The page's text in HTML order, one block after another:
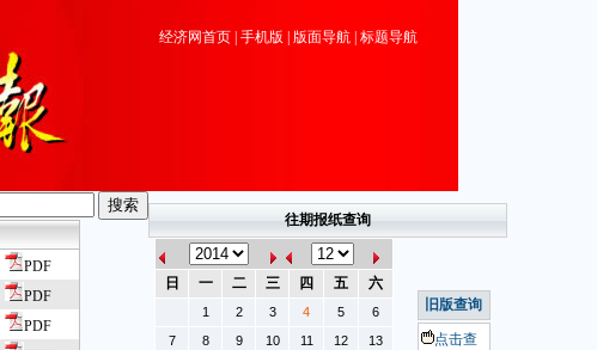
经济网首页 手机版 版面导航 标题导航
PDF
PDF
PDF
往期报纸查询
日 一 二 三 四 五 六
1 2 3 4 5
6
7
8 9 10 11 12
13
旧版查询
点击查